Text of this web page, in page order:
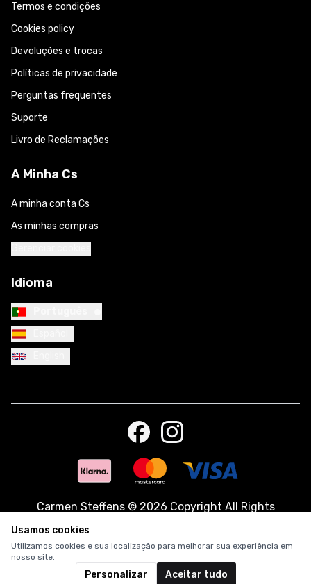
Termos e condições
Cookies policy
Devoluções e trocas
Políticas de privacidade
Perguntas frequentes
Suporte
Livro de Reclamações
A Minha Cs
A minha conta Cs
As minhas compras
Idioma
•
Carmen Steffens© 2026 Copyright All Rights
Usamos cookies
Utilizamos cookies e sua localização para melhorar sua experiência em
nosso site.
Personalizar Aceitar tudo